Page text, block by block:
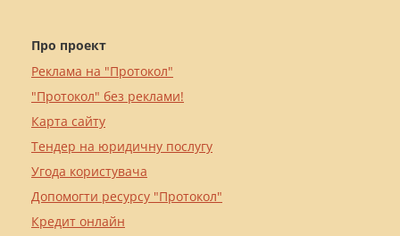
Про проект
Реклама на "Протокол"
"Протокол" без реклами!
Карта сайту
Тендер на юридичну послугу
Угода користувача
Допомогти ресурсу "Протокол"
Кредит онлайн